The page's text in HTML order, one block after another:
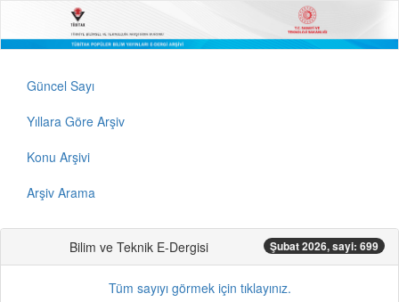
Güncel Sayı
Yıllara Göre Arşiv
Konu Arşivi
Arşiv Arama
Bilim ve Teknik E-Dergisi Şubat 2026, sayi: 699
Tüm sayıyı görmek için tıklayınız.